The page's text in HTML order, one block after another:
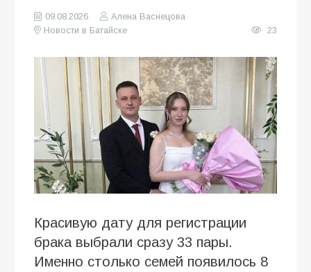
09.08.2026
Алена Васнецова
Новости в Батайске
23
Красивую дату для регистрации
брака выбрали сразу 33 пары.
Именно столько семей появилось 8